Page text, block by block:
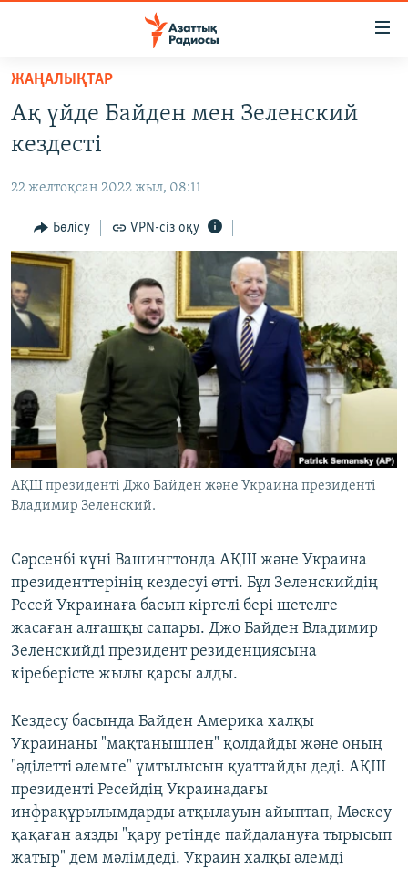
Skip
main
content
to
Navigation
Skip
to
Search
САЯСАТ
ҚАҢТАР ОҚИҒАСЫ
АДАМ ҚҰҚЫҚТАРЫ
ӘЛЕУМЕТ
ӘЛЕМ
АРНАЙЫ ЖОБАЛАР
Русский
ЖАЗЫЛЫҢЫЗ
Басқа тілдерде
ЖАҢАЛЫҚТАР
Ақ үйде Байден мен Зеленский
кездесті
22 желтоқсан 2022 жыл, 08:11
Бөлісу VPN-сіз оқу
АҚШ президенті Джо Байден және Украина президенті
Владимир Зеленский.
Сәрсенбі күні Вашингтонда АҚШ және Украина
президенттерінің кездесуі өтті. Бұл Зеленскийдің
Ресей Украинаға басып кіргелі бері шетелге
жасаған алғашқы сапары. Джо Байден Владимир
Зеленскийді президент резиденциясына
кіреберісте жылы қарсы алды.
Кездесу басында Байден Америка халқы
Украинаны "мақтанышпен" қолдайды және оның
"әділетті әлемге" ұмтылысын қуаттайды деді. АҚШ
президенті Ресейдің Украинадағы
инфрақұрылымдарды атқылауын айыптап, Мәскеу
қақаған аязды "қару ретінде пайдалануға тырысып
жатыр" дем мәлімдеді. Украин халқы әлемді